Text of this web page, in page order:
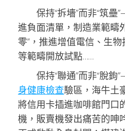
保持“拆墻”而非“筑
進負面清單，制造業範疇
零”，推進增值電信、生
等範疇開放試點……
保持“聯通”而非“脫
身健康檢查驗區，海牛土
將信用卡插進咖啡館門口
機，販賣機發出痛苦的呻